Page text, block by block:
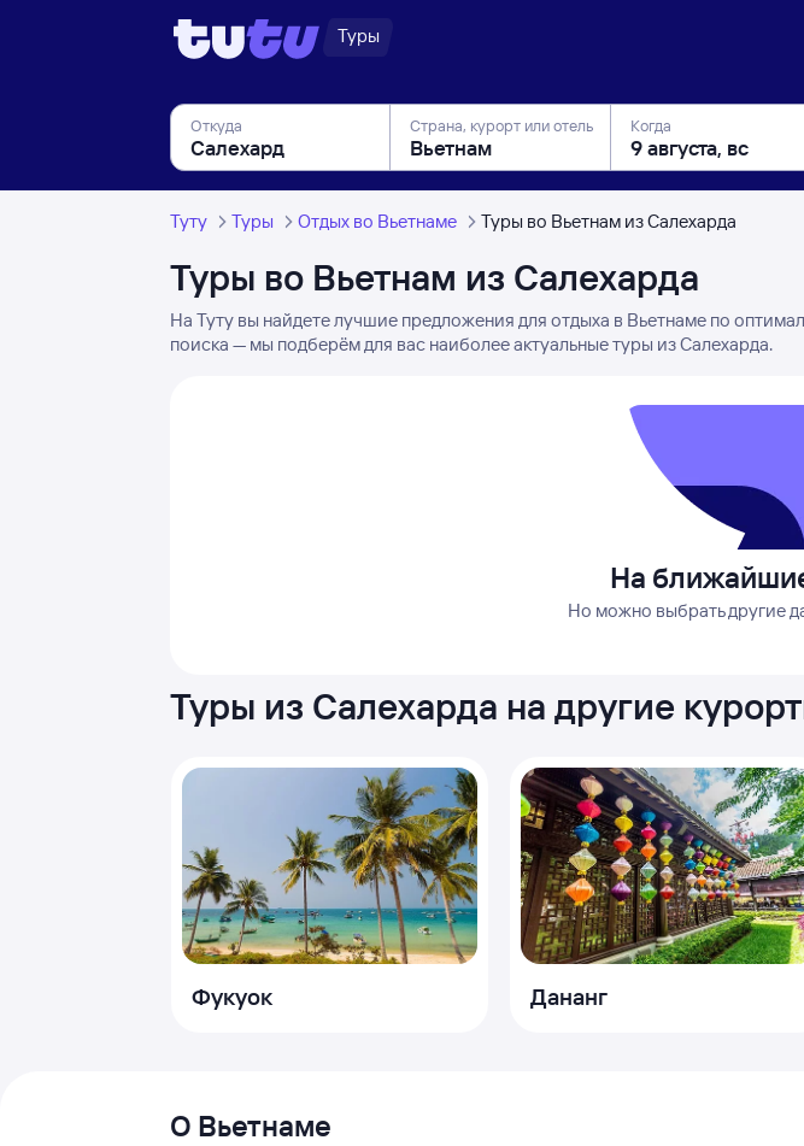
Туры
Откуда Страна, курорт или отель Когда
Туту Туры Отдых во Вьетнаме Туры во Вьетнам из Салехарда
Туры во Вьетнам из Салехарда
На Туту вы найдете лучшие предложения для отдыха в Вьетнаме по
поиска — мы подберём для вас наиболее актуальные туры из Салехарда.
На
Но можно выбрать другие
Туры из Салехарда на другие
Фукуок Дананг
О Вьетнаме